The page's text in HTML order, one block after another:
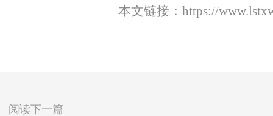
本文链接： https://
阅读下一篇